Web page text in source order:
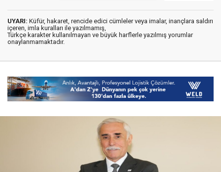
UYARI: Küfür, hakaret, rencide edici cümleler veya imalar, inançlara saldırı
içeren, imla kuralları ile yazılmamış,
Türkçe karakter kullanılmayan ve büyük harflerle yazılmış yorumlar
onaylanmamaktadır.